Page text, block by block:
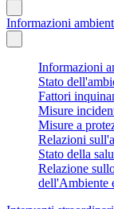
Informazioni
Informazioni
Stato
Fattori
Misure
Misure a
Relazioni
Stato della
Relazione
dell'Ambiente